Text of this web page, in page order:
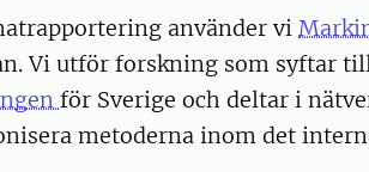
använder vi
Vi utför forskning som syftar
för Sverige och deltar i
metoderna inom det